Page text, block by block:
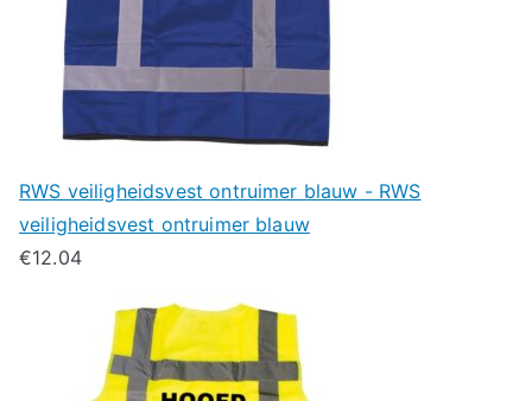
RWS veiligheidsvest ontruimer blauw - RWS
veiligheidsvest ontruimer blauw
€12.04